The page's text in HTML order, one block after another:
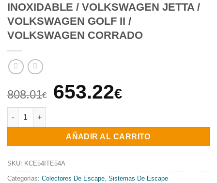
INOXIDABLE / VOLKSWAGEN JETTA /
VOLKSWAGEN GOLF II /
VOLKSWAGEN CORRADO
808.01€
El
original
era:
808.01€.
653.22€El
actual
es:
653.22€.
COLECTOR DE ESCAPE TUBULAR INOXIDABLE /
AÑADIR AL CARRITO
SKU: KCE54ITE54A
Categorías: Colectores De Escape, Sistemas De Escape